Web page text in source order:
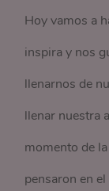
Hoy vamos a
inspira y nos
llenarnos de
llenar nuestra
momento de
pensaron en